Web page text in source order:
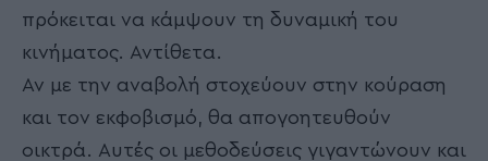
πρόκειται να κάμψουν τη δυναμική του
κινήματος. Αντίθετα.
Αν με την αναβολή στοχεύουν στην κούραση
και τον εκφοβισμό, θα απογοητευθούν
οικτρά. Αυτές οι μεθοδεύσεις γιγαντώνουν και